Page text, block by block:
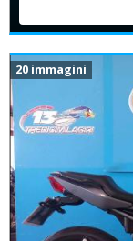
20 immagini